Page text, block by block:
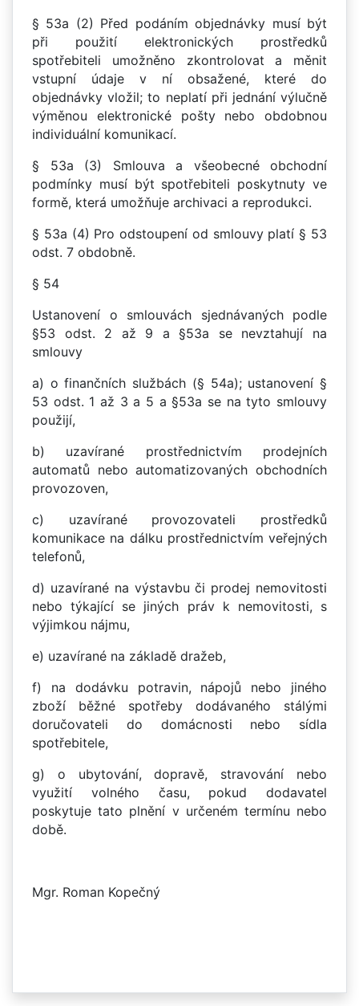
§ 53a (2) Před podáním objednávky musí být
při použití elektronických prostředků
spotřebiteli umožněno zkontrolovat a měnit
vstupní údaje v ní obsažené, které do
objednávky vložil; to neplatí při jednání výlučně
výměnou elektronické pošty nebo obdobnou
individuální komunikací.
§ 53a (3) Smlouva a všeobecné obchodní
podmínky musí být spotřebiteli poskytnuty ve
formě, která umožňuje archivaci a reprodukci.
§ 53a (4) Pro odstoupení od smlouvy platí § 53
odst. 7 obdobně.
§ 54
Ustanovení o smlouvách sjednávaných podle
§53 odst. 2 až 9 a §53a se nevztahují na
smlouvy
a) o finančních službách (§ 54a); ustanovení §
53 odst. 1 až 3 a 5 a §53a se na tyto smlouvy
použijí,
b) uzavírané prostřednictvím prodejních
automatů nebo automatizovaných obchodních
provozoven,
c) uzavírané provozovateli prostředků
komunikace na dálku prostřednictvím veřejných
telefonů,
d) uzavírané na výstavbu či prodej nemovitosti
nebo týkající se jiných práv k nemovitosti, s
výjimkou nájmu,
e) uzavírané na základě dražeb,
f) na dodávku potravin, nápojů nebo jiného
zboží běžné spotřeby dodávaného stálými
doručovateli do domácnosti nebo sídla
spotřebitele,
g) o ubytování, dopravě, stravování nebo
využití volného času, pokud dodavatel
poskytuje tato plnění v určeném termínu nebo
době.
Mgr. Roman Kopečný